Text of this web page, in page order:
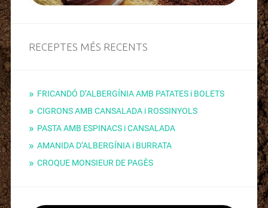
RECEPTES MÉS RECENTS
FRICANDÓ D’ALBERGÍNIA AMB PATATES i BOLETS
CIGRONS AMB CANSALADA i ROSSINYOLS
PASTA AMB ESPINACS i CANSALADA
AMANIDA D’ALBERGÍNIA i BURRATA
CROQUE MONSIEUR DE PAGÈS